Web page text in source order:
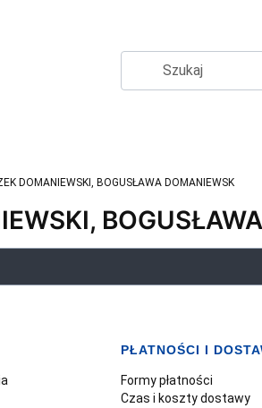
DOMANIEWSKI, BOGUSŁAWA DOMANIEWSK
PŁATNOŚCI I
Formy płatności
Czas i koszty dostawy